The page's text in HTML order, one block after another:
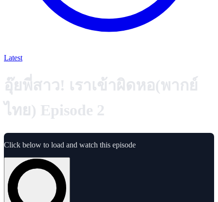
Latest
อุ๊ยพี่สาว! เราเข้าผิดหอ(พากย์
ไทย) Episode 2
Click below to load and watch this episode